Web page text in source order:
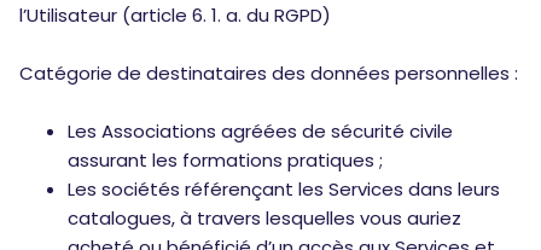
l’Utilisateur (article 6. 1. a. du RGPD)
Catégorie de destinataires des données personnelles :
Les Associations agréées de sécurité civile
assurant les formations pratiques ;
Les sociétés référençant les Services dans leurs
catalogues, à travers lesquelles vous auriez